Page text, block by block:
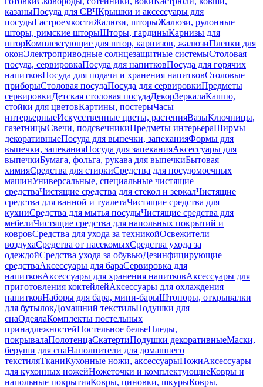
казаныПосуда для СВЧКрышки и аксессуары для
посудыГастроемкостиЖалюзи, шторыЖалюзи, рулонные
шторы, римские шторыШторы, гардиныКарнизы для
шторКомплектующие для штор, карнизов, жалюзиПленки для
оконЭлектроприводные солнцезащитные системыСтоловая
посуда, сервировкаПосуда для напитковПосуда для горячих
напитковПосуда для подачи и хранения напитковСтоловые
приборыСтоловая посудаПосуда для сервировкиПредметы
сервировкиДетская столовая посудаДекорЗеркалаКашпо,
стойки для цветовКартины, постерыЧасы
интерьерныеИскусственные цветы, растенияВазыКлючницы,
газетницыСвечи, подсвечникиПредметы интерьераШирмы
декоративныеПосуда для выпечки, запеканияФормы для
выпечки, запеканияПосуда для запеканияАксессуары для
выпечкиБумага, фольга, рукава для выпечкиБытовая
химияСредства для стиркиСредства для посудомоечных
машинУниверсальные, специальные чистящие
средстваЧистящие средства для стекол и зеркалЧистящие
средства для ванной и туалетаЧистящие средства для
кухниСредства для мытья посудыЧистящие средства для
мебелиЧистящие средства для напольных покрытий и
ковровСредства для ухода за техникойОсвежители
воздухаСредства от насекомыхСредства ухода за
одеждойСредства ухода за обувьюДезинфицирующие
средстваАксессуары для бараСервировка для
напитковАксессуары для хранения напитковАксессуары для
приготовления коктейлейАксессуары для охлаждения
напитковНаборы для бара, мини-барыШтопоры, открывалки
для бутылокДомашний текстильПодушки для
снаОдеялаКомплекты постельных
принадлежностейПостельное бельеПледы,
покрывалаПолотенцаСкатертиПодушки декоративныеМаски,
беруши для снаНаполнители для домашнего
текстиляТканиКухонные ножи, аксессуарыНожиАксессуары
для кухонных ножейНожеточки и комплектующиеКовры и
напольные покрытияКовры, циновки, шкурыКовры,